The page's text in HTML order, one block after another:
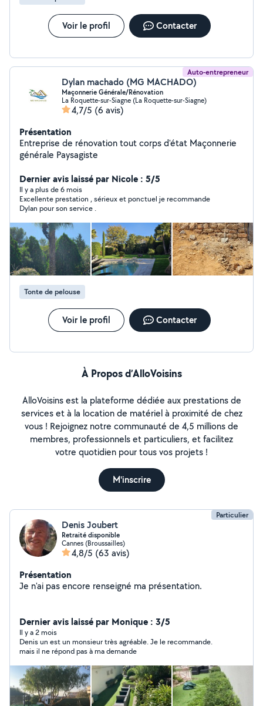
Voir le profil Contacter
Auto-entrepreneur
Dylan machado (MG MACHADO)
Maçonnerie Générale/Rénovation
La Roquette-sur-Siagne (La Roquette-sur-Siagne)
4,7/5 (6 avis)
Présentation
Entreprise de rénovation tout corps d'état Maçonnerie
générale Paysagiste
Dernier avis laissé par Nicole : 5/5
Il y a plus de 6 mois
Excellente prestation , sérieux et ponctuel je recommande
Dylan pour son service .
Tonte de pelouse
Voir le profil Contacter
À Propos d’AlloVoisins
AlloVoisins est la plateforme dédiée aux prestations de
services et à la location de matériel à proximité de chez
vous ! Rejoignez notre communauté de 4,5 millions de
membres, professionnels et particuliers, et facilitez
votre quotidien pour tous vos projets !
M'inscrire
Particulier
Denis Joubert
Retraité disponible
Cannes (Broussailles)
4,8/5 (63 avis)
Présentation
Je n'ai pas encore renseigné ma présentation.
Dernier avis laissé par Monique : 3/5
Il y a 2 mois
Denis un est un monsieur très agréable. Je le recommande.
mais il ne répond pas à ma demande